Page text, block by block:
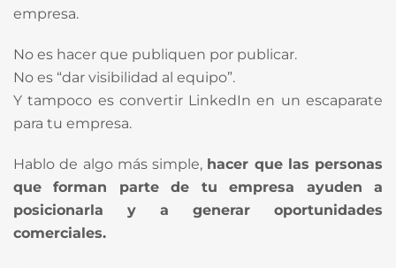
empresa.
No es hacer que publiquen por publicar.
No es “dar visibilidad al equipo”.
Y tampoco es convertir LinkedIn en un escaparate
para tu empresa.
Hablo de algo más simple, hacer que las personas
que forman parte de tu empresa ayuden a
posicionarla y a generar oportunidades
comerciales.